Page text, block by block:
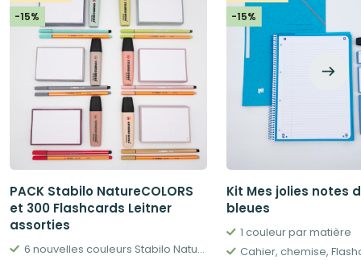
-15%
PACK Stabilo NatureCOLORS
et 300 Flashcards Leitner
assorties
6 nouvelles couleurs Stabilo NatureCOLORS
-15%
Kit Mes jolies notes
bleues
1 couleur par matière